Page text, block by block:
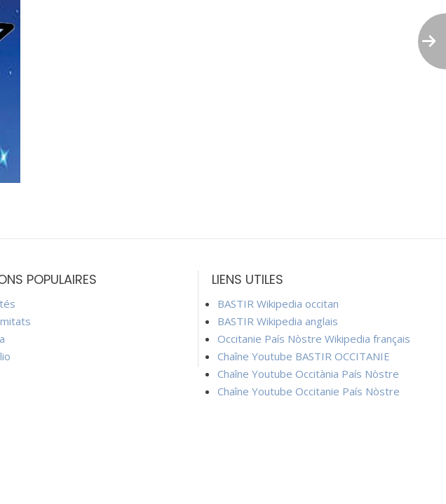
POPULAIRES LIENS UTILES
BASTIR Wikipedia occitan
BASTIR Wikipedia anglais
Occitanie País Nòstre Wikipedia français
Chaîne Youtube BASTIR OCCITANIE
Chaîne Youtube Occitània País Nòstre
Chaîne Youtube Occitanie País Nòstre